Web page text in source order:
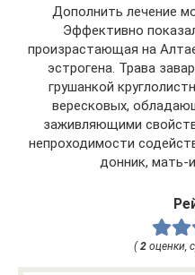
Дополнить лечение
Эффективно
произрастающая на
эстрогена. Трава
грушанкой
вересковых,
заживляющими
непроходимости
донник, мать-
(2 оценки,